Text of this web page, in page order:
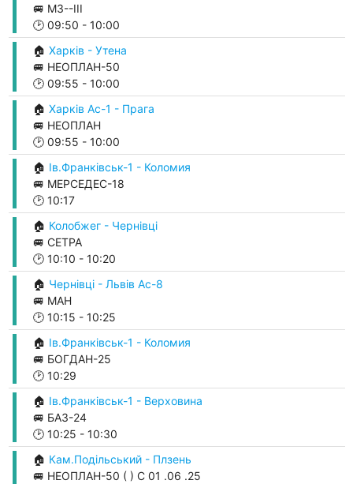
🚐 М3--ІІІ
🕑 09:50 - 10:00
🏠 Харків - Утена
🚐 НЕОПЛАН-50
🕑 09:55 - 10:00
🏠 Харків Ас-1 - Прага
🚐 НЕОПЛАН
🕑 09:55 - 10:00
🏠 Ів.Франківськ-1 - Коломия
🚐 МЕРСЕДЕС-18
🕑 10:17
🏠 Колобжег - Чернівці
🚐 СЕТРА
🕑 10:10 - 10:20
🏠 Чернівці - Львів Ас-8
🚐 МАН
🕑 10:15 - 10:25
🏠 Ів.Франківськ-1 - Коломия
🚐 БОГДАН-25
🕑 10:29
🏠 Ів.Франківськ-1 - Верховина
🚐 БАЗ-24
🕑 10:25 - 10:30
🏠 Кам.Подільський - Плзень
🚐 НЕОПЛАН-50 ( ) С 01 .06 .25